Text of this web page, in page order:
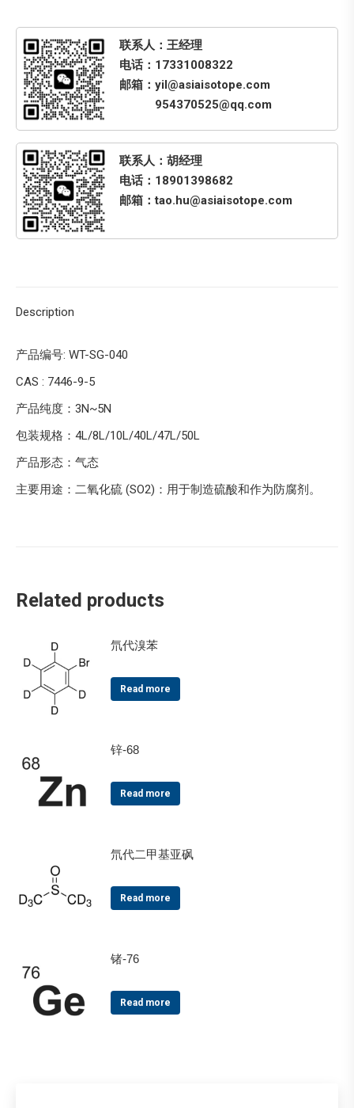
联系人：王经理
电话：17331008322
邮箱：yil@asiaisotope.com
954370525@qq.com
联系人：胡经理
电话：18901398682
邮箱：tao.hu@asiaisotope.com
Description
产品编号: WT-SG-040
CAS : 7446-9-5
产品纯度：3N~5N
包装规格：4L/8L/10L/40L/47L/50L
产品形态：气态
主要用途：二氧化硫 (SO2)：用于制造硫酸和作为防腐剂。
Related products
氘代溴苯
Read more
锌-68
Read more
氘代二甲基亚砜
Read more
锗-76
Read more